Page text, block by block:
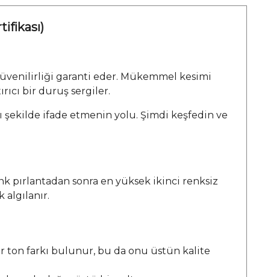
garanti eder. Mükemmel kesimi
bir duruş sergiler.
ifade etmenin yolu. Şimdi keşfedin ve
pırlantadan sonra en yüksek ikinci renksiz
ton farkı bulunur, bu da onu üstün kalite